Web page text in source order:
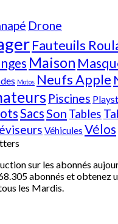
Drone
Fauteuils
Maison
Motos Neufs Apple
Piscines
SacsSon Tables
Véhicules Vélos
sur les abonnés
abonnés et obtenez
les Mardis.